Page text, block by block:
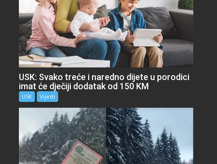
USK: Svako treće i naredno dijete u porodici
imat će dječiji dodatak od 150 KM
USK Vijesti